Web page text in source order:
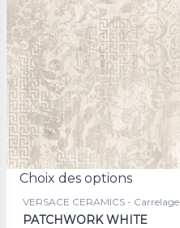
Choix des options
VERSACE CERAMICS - Carrelage
PATCHWORK WHITE